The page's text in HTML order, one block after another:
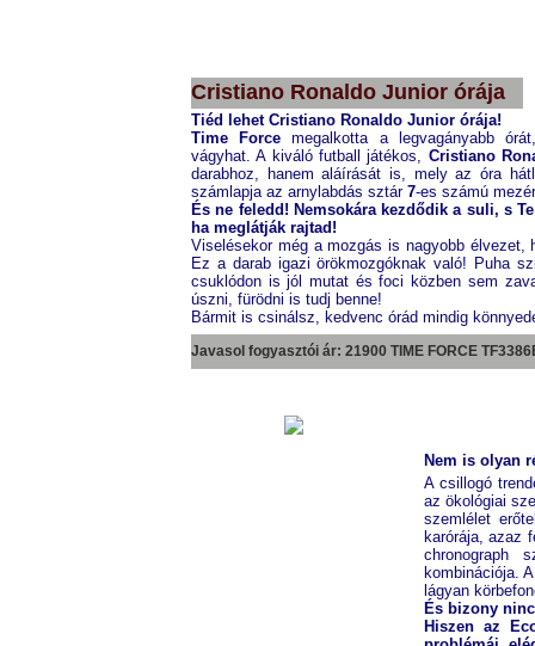
Cristiano Ronaldo Junior órája
Tiéd lehet Cristiano Ronaldo Junior órája!
Time Force megalkotta a legvagányabb
vágyhat. A kiváló futball játékos, Cristiano
darabhoz, hanem aláírását is, mely az óra
számlapja az arnylabdás sztár 7-es számú
És ne feledd! Nemsokára kezdődik a suli, s
ha meglátják rajtad!
Viselésekor még a mozgás is nagyobb élvezet,
Ez a darab igazi örökmozgóknak való! Puha
csuklódon is jól mutat és foci közben sem
úszni, fürödni is tudj benne!
Bármit is csinálsz, kedvenc órád mindig
Javasol fogyasztói ár: 21900 TIME FORCE
Nem is olyan
A csillogó
az ökológiai
szemlélet
karórája, azaz
chronograph
kombinációja.
lágyan
És bizony
Hiszen az